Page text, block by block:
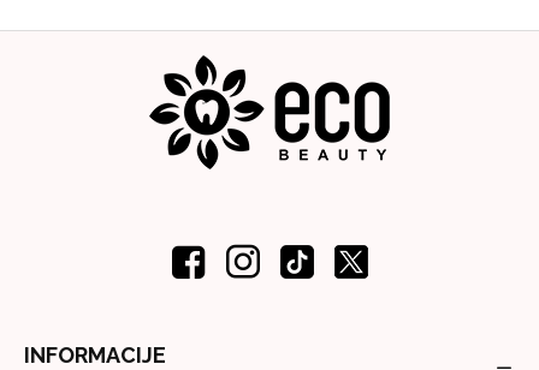
INFORMACIJE